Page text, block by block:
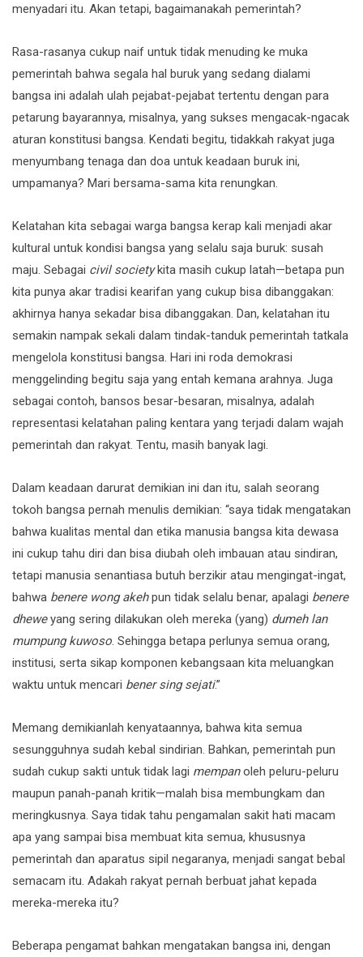
menyadari itu. Akan tetapi, bagaimanakah pemerintah?
Rasa-rasanya cukup naif untuk tidak menuding ke muka
pemerintah bahwa segala hal buruk yang sedang dialami
bangsa ini adalah ulah pejabat-pejabat tertentu dengan para
petarung bayarannya, misalnya, yang sukses mengacak-ngacak
aturan konstitusi bangsa. Kendati begitu, tidakkah rakyat juga
menyumbang tenaga dan doa untuk keadaan buruk ini,
umpamanya? Mari bersama-sama kita renungkan.
Kelatahan kita sebagai warga bangsa kerap kali menjadi akar
kultural untuk kondisi bangsa yang selalu saja buruk: susah
maju. Sebagai civil societykita masih cukup latah—betapa pun
kita punya akar tradisi kearifan yang cukup bisa dibanggakan:
akhirnya hanya sekadar bisa dibanggakan. Dan, kelatahan itu
semakin nampak sekali dalam tindak-tanduk pemerintah tatkala
mengelola konstitusi bangsa. Hari ini roda demokrasi
menggelinding begitu saja yang entah kemana arahnya. Juga
sebagai contoh, bansos besar-besaran, misalnya, adalah
representasi kelatahan paling kentara yang terjadi dalam wajah
pemerintah dan rakyat. Tentu, masih banyak lagi.
Dalam keadaan darurat demikian ini dan itu, salah seorang
tokoh bangsa pernah menulis demikian: “saya tidak mengatakan
bahwa kualitas mental dan etika manusia bangsa kita dewasa
ini cukup tahu diri dan bisa diubah oleh imbauan atau sindiran,
tetapi manusia senantiasa butuh berzikir atau mengingat-ingat,
bahwa benere wong akehpun tidak selalu benar, apalagi benere
dheweyang sering dilakukan oleh mereka (yang) dumeh lan
mumpung kuwoso . Sehingga betapa perlunya semua orang,
institusi, serta sikap komponen kebangsaan kita meluangkan
waktu untuk mencari bener sing sejati.”
Memang demikianlah kenyataannya, bahwa kita semua
sesungguhnya sudah kebal sindirian. Bahkan, pemerintah pun
sudah cukup sakti untuk tidak lagi mempanoleh peluru-peluru
maupun panah-panah kritik—malah bisa membungkam dan
meringkusnya. Saya tidak tahu pengamalan sakit hati macam
apa yang sampai bisa membuat kita semua, khususnya
pemerintah dan aparatus sipil negaranya, menjadi sangat bebal
semacam itu. Adakah rakyat pernah berbuat jahat kepada
mereka-mereka itu?
Beberapa pengamat bahkan mengatakan bangsa ini, dengan